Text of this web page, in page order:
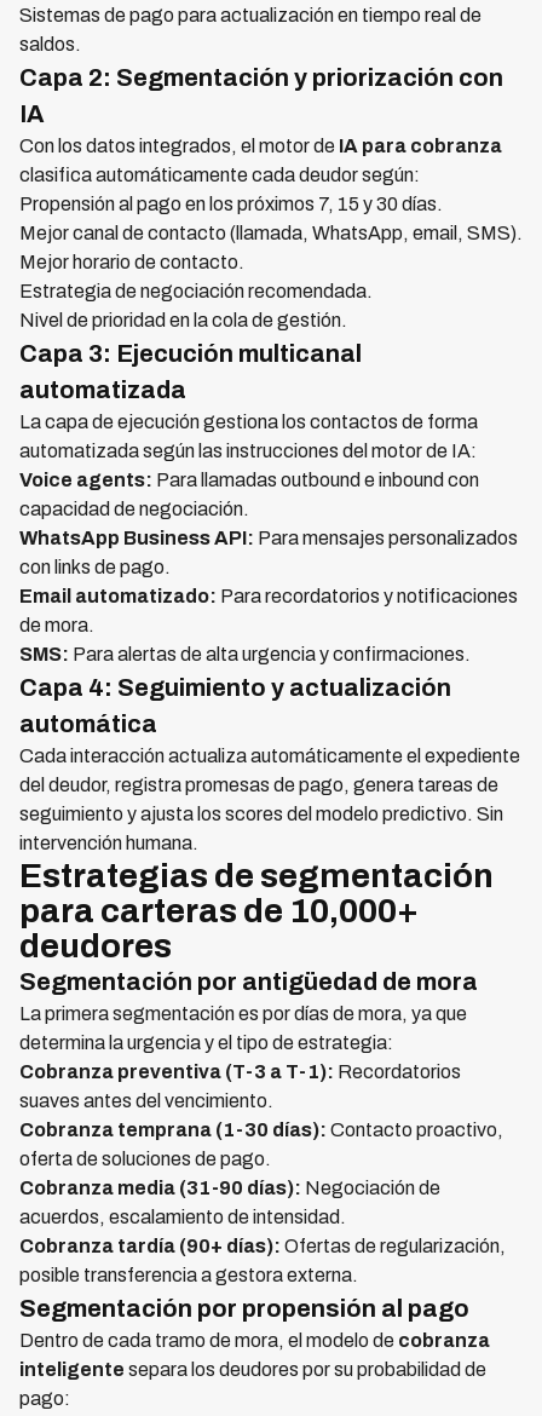
Sistemas de pago para actualización en tiempo real de
saldos.
Capa 2: Segmentación y priorización con
IA
Con los datos integrados, el motor de IA para cobranza
clasifica automáticamente cada deudor según:
Propensión al pago en los próximos 7, 15 y 30 días.
Mejor canal de contacto (llamada, WhatsApp, email, SMS).
Mejor horario de contacto.
Estrategia de negociación recomendada.
Nivel de prioridad en la cola de gestión.
Capa 3: Ejecución multicanal
automatizada
La capa de ejecución gestiona los contactos de forma
automatizada según las instrucciones del motor de IA:
Voice agents: Para llamadas outbound e inbound con
capacidad de negociación.
WhatsApp Business API: Para mensajes personalizados
con links de pago.
Email automatizado: Para recordatorios y notificaciones
de mora.
SMS: Para alertas de alta urgencia y confirmaciones.
Capa 4: Seguimiento y actualización
automática
Cada interacción actualiza automáticamente el expediente
del deudor, registra promesas de pago, genera tareas de
seguimiento y ajusta los scores del modelo predictivo. Sin
intervención humana.
Estrategias de segmentación
para carteras de 10,000+
deudores
Segmentación por antigüedad de mora
La primera segmentación es por días de mora, ya que
determina la urgencia y el tipo de estrategia:
Cobranza preventiva (T-3 a T-1): Recordatorios
suaves antes del vencimiento.
Cobranza temprana (1-30 días): Contacto proactivo,
oferta de soluciones de pago.
Cobranza media (31-90 días): Negociación de
acuerdos, escalamiento de intensidad.
Cobranza tardía (90+ días): Ofertas de regularización,
posible transferencia a gestora externa.
Segmentación por propensión al pago
Dentro de cada tramo de mora, el modelo de cobranza
inteligente separa los deudores por su probabilidad de
pago: